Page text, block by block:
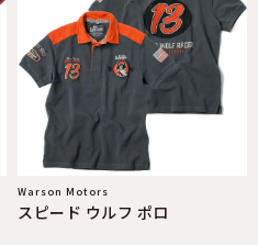
Warson Motors
スピード ウルフ ポロ